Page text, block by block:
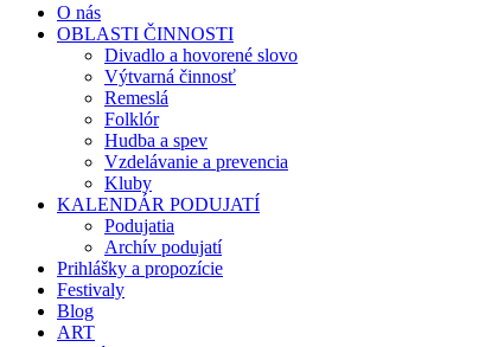
O nás
OBLASTI ČINNOSTI
Divadlo a hovorené slovo
Výtvarná činnosť
Remeslá
Folklór
Hudba a spev
Vzdelávanie a prevencia
Kluby
KALENDÁR PODUJATÍ
Podujatia
Archív podujatí
Prihlášky a propozície
Festivaly
Blog
ART